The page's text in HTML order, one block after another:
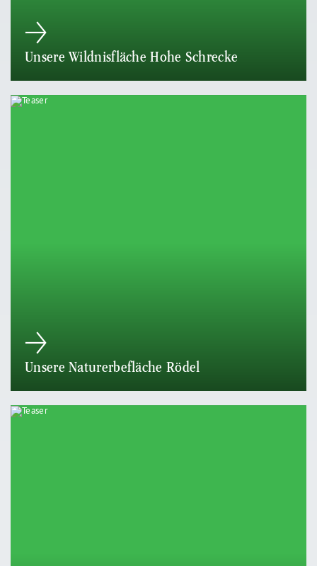
Unsere Wildnisfläche Hohe Schrecke
Unsere Naturerbefläche Rödel